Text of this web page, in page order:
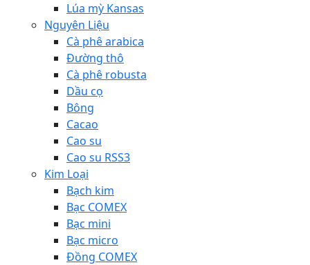
Lúa mỳ Kansas
Nguyên Liệu
Cà phê arabica
Đường thô
Cà phê robusta
Dầu cọ
Bông
Cacao
Cao su
Cao su RSS3
Kim Loại
Bạch kim
Bạc COMEX
Bạc mini
Bạc micro
Đồng COMEX